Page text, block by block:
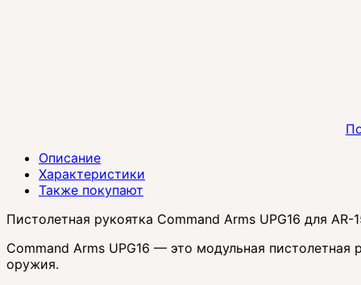
Описание
Характеристики
Также покупают
Пистолетная рукоятка Command Arms UPG16 для AR-
Command Arms UPG16 — это модульная
оружия.